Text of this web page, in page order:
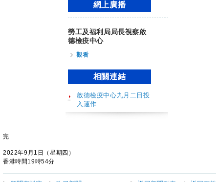
網上廣播
勞工及福利局局長視察啟
德檢疫中心
觀看
相關連結
啟德檢疫中心九月二日投
入運作
完
2022年9月1日（星期四）
香港時間19時54分